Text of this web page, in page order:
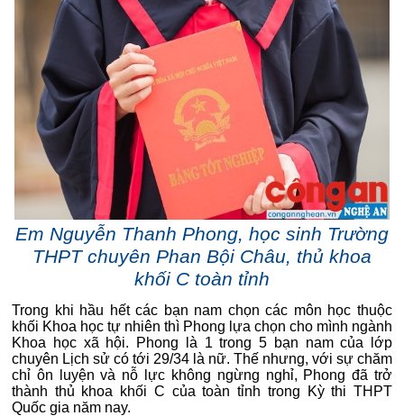
Em Nguyễn Thanh Phong, học sinh Trường
THPT chuyên Phan Bội Châu, thủ khoa
khối C toàn tỉnh
Trong khi hầu hết các bạn nam chọn các môn học thuộc
khối Khoa học tự nhiên thì Phong lựa chọn cho mình ngành
Khoa học xã hội. Phong là 1 trong 5 bạn nam của lớp
chuyên Lịch sử có tới 29/34 là nữ. Thế nhưng, với sự chăm
chỉ ôn luyện và nỗ lực không ngừng nghỉ, Phong đã trở
thành thủ khoa khối C của toàn tỉnh trong Kỳ thi THPT
Quốc gia năm nay.